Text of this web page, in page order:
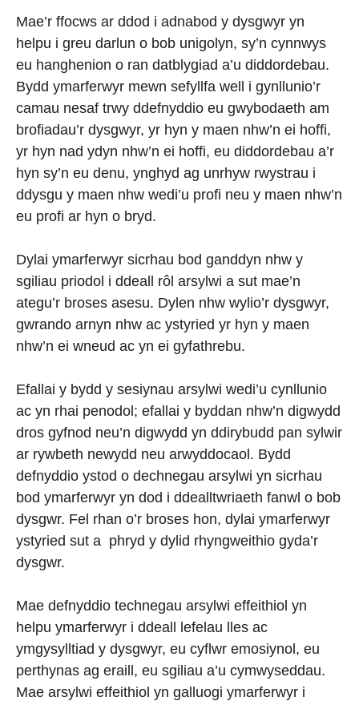
Mae’r ffocws ar ddod i adnabod y dysgwyr yn
helpu i greu darlun o bob unigolyn, sy’n cynnwys
eu hanghenion o ran datblygiad a’u diddordebau.
Bydd ymarferwyr mewn sefyllfa well i gynllunio’r
camau nesaf trwy ddefnyddio eu gwybodaeth am
brofiadau’r dysgwyr, yr hyn y maen nhw’n ei hoffi,
yr hyn nad ydyn nhw’n ei hoffi, eu diddordebau a’r
hyn sy’n eu denu, ynghyd ag unrhyw rwystrau i
ddysgu y maen nhw wedi’u profi neu y maen nhw’n
eu profi ar hyn o bryd.
Dylai ymarferwyr sicrhau bod ganddyn nhw y
sgiliau priodol i ddeall rôl arsylwi a sut mae’n
ategu’r broses asesu. Dylen nhw wylio’r dysgwyr,
gwrando arnyn nhw ac ystyried yr hyn y maen
nhw’n ei wneud ac yn ei gyfathrebu.
Efallai y bydd y sesiynau arsylwi wedi’u cynllunio
ac yn rhai penodol; efallai y byddan nhw’n digwydd
dros gyfnod neu’n digwydd yn ddirybudd pan sylwir
ar rywbeth newydd neu arwyddocaol. Bydd
defnyddio ystod o dechnegau arsylwi yn sicrhau
bod ymarferwyr yn dod i ddealltwriaeth fanwl o bob
dysgwr. Fel rhan o’r broses hon, dylai ymarferwyr
ystyried sut a phryd y dylid rhyngweithio gyda’r
dysgwr.
Mae defnyddio technegau arsylwi effeithiol yn
helpu ymarferwyr i ddeall lefelau lles ac
ymgysylltiad y dysgwyr, eu cyflwr emosiynol, eu
perthynas ag eraill, eu sgiliau a’u cymwyseddau.
Mae arsylwi effeithiol yn galluogi ymarferwyr i